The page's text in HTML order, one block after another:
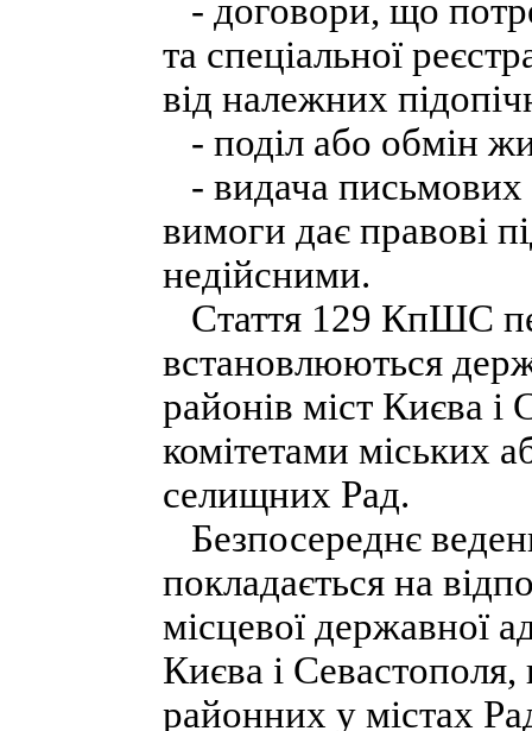
- договори, що
та спеціальної
від належних
- поділ або обмін
- видача письмових
вимоги дає правові
недійсними.
Стаття 129 КпШС
встановлюються
районів міст Києва
комітетами міських
селищних Рад.
Безпосереднє
покладається на
місцевої державної
Києва і Севастополя,
районних у містах